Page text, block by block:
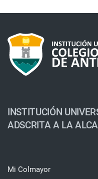
INSTITUCIÓN
ADSCRITA A LA
Mi Colmayor